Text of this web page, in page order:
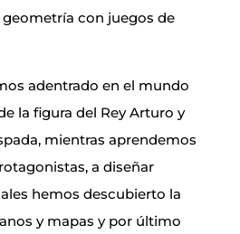
con juegos de
adentrado en el mundo
la figura del Rey Arturo y
mientras aprendemos
a diseñar
hemos descubierto la
y mapas y por último